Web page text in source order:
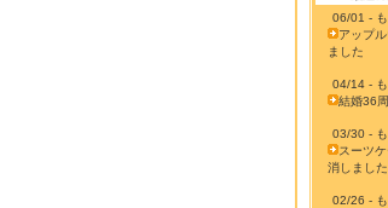
06/01 -
アップ
ました
04/14 -
結婚36
03/30 -
スーツ
消しました
02/26 -